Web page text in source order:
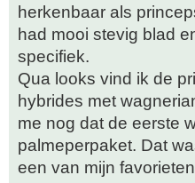
herkenbaar als
had mooi stevig blad
specifiek.
Qua looks vind ik de
hybrides met
me nog dat de eerste
palmeperpaket. Dat
een van mijn